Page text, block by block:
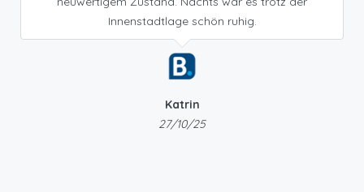
Innenstadtlage schön ruhig.
Katrin
27/10/25